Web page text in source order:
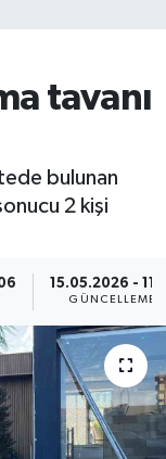
tavanı
bulunan
2 kişi
15.05.2026 -
GÜNCELLEME